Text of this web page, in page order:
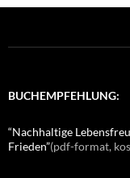
BUCHEMPFEHLUNG:
“Nachhaltige
Frieden”(pdf-format,